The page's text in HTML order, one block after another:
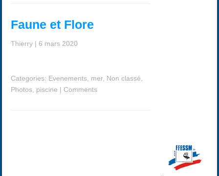
Faune et Flore
Thierry | 6 mars 2020
Categories: Evenements mer, Non classé
Photos piscine | Comments